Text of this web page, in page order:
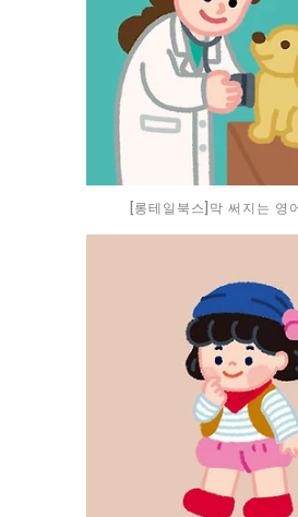
[롱테일북스]막 써지는 영